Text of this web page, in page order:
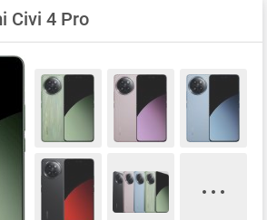
Civi 4 Pro